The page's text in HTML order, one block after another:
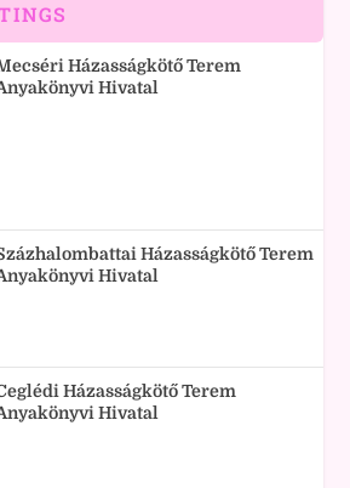
Házasságkötő Terem
Hivatal
Házasságkötő Terem
Hivatal
Házasságkötő Terem
Hivatal